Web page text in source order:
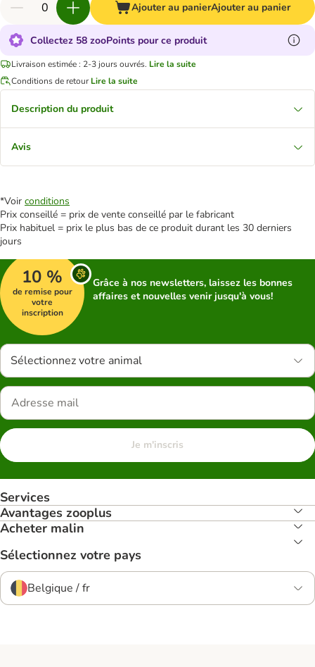
Ajouter au panierAjouter au panier
Collectez 58 zooPoints pour ce produit
Livraison estimée : 2-3 jours ouvrés. Lire la suite
Conditions de retour Lire la suite
Description du produit
Avis
*Voir conditions
Prix conseillé = prix de vente conseillé par le fabricant
Prix habituel = prix le plus bas de ce produit durant les 30 derniers
jours
10 %
de remise pour
votre
inscription
Grâce à nos newsletters, laissez les bonnes
affaires et nouvelles venir jusqu'à vous!
Sélectionnez votre animal
Je m'inscris
Services
Avantages zooplus
Acheter malin
Sélectionnez votre pays
Belgique / fr